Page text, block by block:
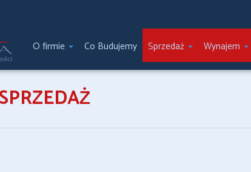
O firmie Co Budujemy Sprzedaż Wynajem